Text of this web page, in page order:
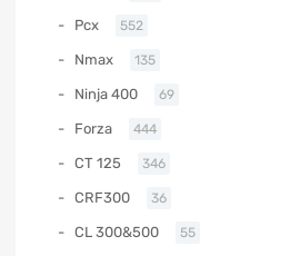
Pcx 552
Nmax 135
Ninja 400 69
Forza 444
CT 125 346
CRF300 36
CL 300&500 55